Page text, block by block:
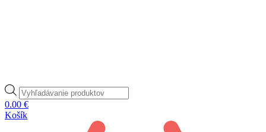
Products
search
0.00 €
Košík